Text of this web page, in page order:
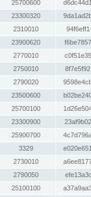
25700600
23300320
2310010
23900620
2770010
2750010
2790020
23500600
25700100
23300900
25900700
3329
2730010
2790050
25100100